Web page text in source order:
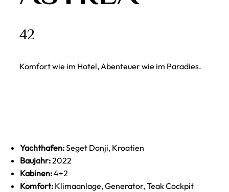
42
Komfort wie im Hotel, Abenteuer wie im Paradies.
Yachthafen:Seget Donji, Kroatien
Baujahr:2022
Kabinen:4+2
Komfort: Klimaanlage, Generator, Teak Cockpit